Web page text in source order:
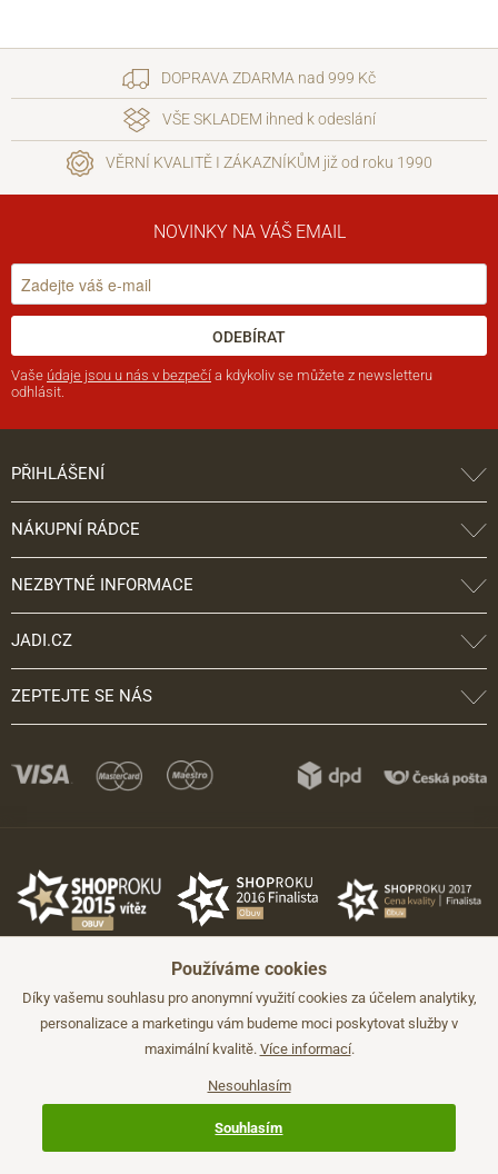
DOPRAVA ZDARMA nad 999 Kč
VŠE SKLADEM ihned k odeslání
VĚRNÍ KVALITĚ I ZÁKAZNÍKŮM již od roku 1990
NOVINKY NA VÁŠ EMAIL
ODEBÍRAT
Vaše údaje jsou u nás v bezpečí a kdykoliv se můžete z newsletteru
odhlásit.
PŘIHLÁŠENÍ
NÁKUPNÍ RÁDCE
NEZBYTNÉ INFORMACE
JADI.CZ
ZEPTEJTE SE NÁS
©2026 JADI.cz. Užití materiálů bez souhlasu není možné.
Používáme cookies
Díky vašemu souhlasu pro anonymní využití cookies za účelem analytiky,
personalizace a marketingu vám budeme moci poskytovat služby v
maximální kvalitě. Více informací.
Nesouhlasím
Souhlasím